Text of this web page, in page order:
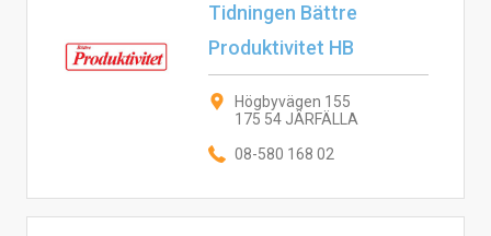
Tidningen Bättre
Produktivitet HB
Högbyvägen 155
175 54 JÄRFÄLLA
08-580 168 02